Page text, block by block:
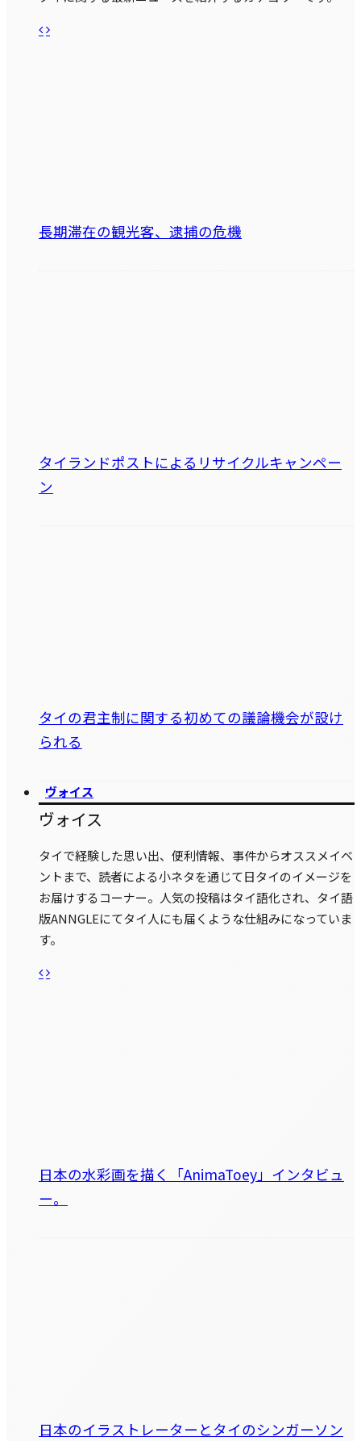
長期滞在の観光客、逮捕の危機
タイランドポストによるリサイクルキャンペー
ン
タイの君主制に関する初めての議論機会が設け
られる
ヴォイス
ヴォイス
タイで経験した思い出、便利情報、事件からオススメイベ
ントまで、読者による小ネタを通じて日タイのイメージを
お届けするコーナー。人気の投稿はタイ語化され、タイ語
版ANNGLEにてタイ人にも届くような仕組みになっていま
す。
日本の水彩画を描く「AnimaToey」インタビュ
ー。
日本のイラストレーターとタイのシンガーソン